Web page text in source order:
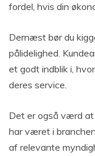
fordel, hvis din
Dernæst bør du
pålidelighed.
et godt indblik i,
deres service.
Det er også værd at
har været i
af relevante